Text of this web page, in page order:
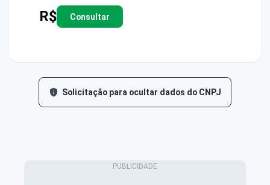
R$ Consultar
Solicitação para ocultar dados do CNPJ